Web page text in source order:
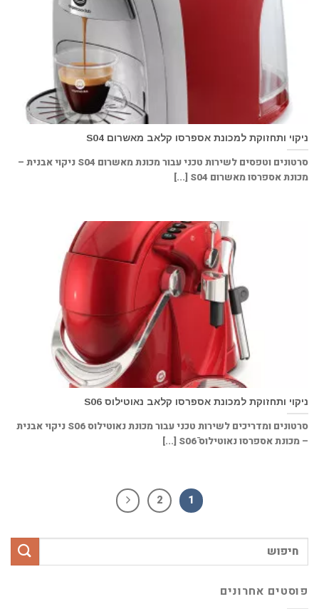
ניקוי ותחזוקת למכונת אספרסו קלאב מאשרום S04
סרטונים וטפסים לשירות טכני עבור מכונת מאשרום S04 ניקוי אבנית –
מכונת אספרסו מאשרום S04 [...]
ניקוי ותחזוקת למכונת אספרסו קלאב נאוטילוס S06
סרטונים ומדריכים לשירות טכני עבור מכונת נאוטילוס S06 ניקוי אבנית
– מכונת אספרסו נאוטילוס S06ֿֿ [...]
1
2
פוסטים אחרונים